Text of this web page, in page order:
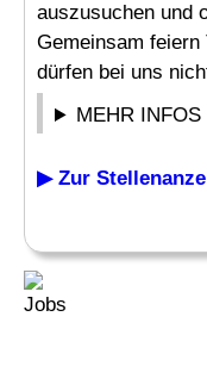
auszusuchen und
Gemeinsam feiern
dürfen bei uns
MEHR
▶ Zur